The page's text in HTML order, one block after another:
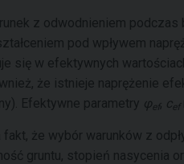
z odwodnieniem
pod wpływem
się w efektywnych
że istnieje naprężenie
Efektywne parametry φef, c ef
fakt, że wybór warunków z
gruntu, stopień nasycenia